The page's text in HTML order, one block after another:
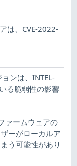
は、CVE-2022-
ンは、INTEL-
る脆弱性の影響
ァームウェアの
ーがローカルア
う可能性があり